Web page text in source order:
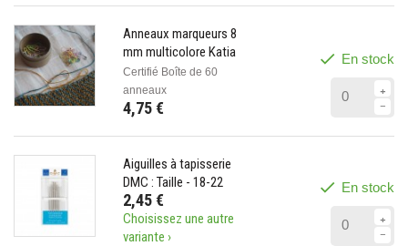
Anneaux marqueurs 8
mm multicolore Katia
Certifié Boîte de 60
anneaux
4,75 €
En stock
Aiguilles à tapisserie
DMC : Taille - 18-22
2,45 €
Choisissez une autre
variante ›
En stock